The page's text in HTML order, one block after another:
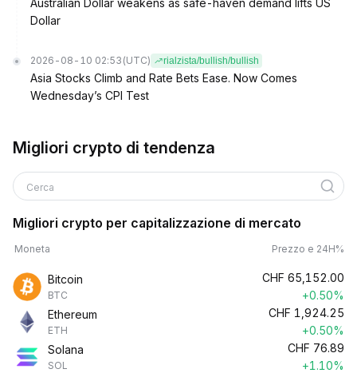
Australian Dollar weakens as safe-haven demand lifts US
Dollar
2026-08-10 02:53 (UTC) rialzista/bullish/bullish
Asia Stocks Climb and Rate Bets Ease. Now Comes
Wednesday’s CPI Test
Migliori crypto di tendenza
Cerca
Migliori crypto per capitalizzazione di mercato
Moneta Prezzo e 24H%
Bitcoin
BTC
CHF 65,152.00
+0.50%
Ethereum
ETH
CHF 1,924.25
+0.50%
Solana
SOL
CHF 76.89
+1.10%